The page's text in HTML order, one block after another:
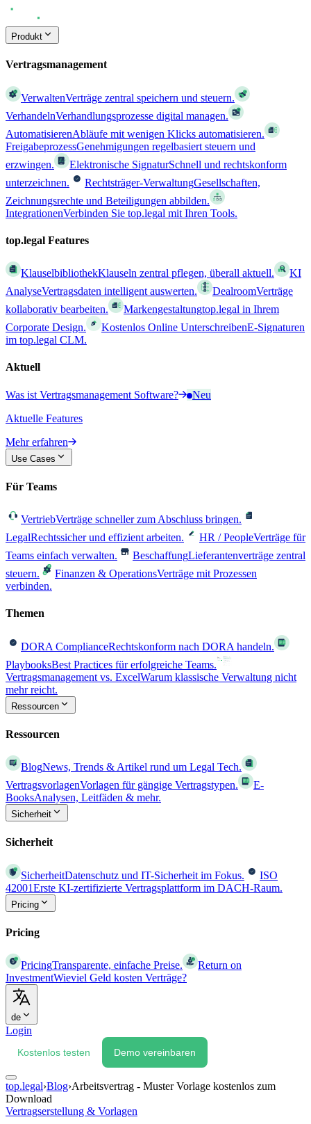
Produkt
Vertragsmanagement
VerwaltenVerträge zentral speichern und steuern.
VerhandelnVerhandlungsprozesse digital managen.
AutomatisierenAbläufe mit wenigen Klicks automatisieren.
FreigabeprozessGenehmigungen regelbasiert steuern und
erzwingen.
Elektronische SignaturSchnell und rechtskonform
unterzeichnen.
Rechtsträger-VerwaltungGesellschaften,
Zeichnungsrechte und Beteiligungen abbilden.
IntegrationenVerbinden Sie top.legal mit Ihren Tools.
top.legal Features
KlauselbibliothekKlauseln zentral pflegen, überall aktuell.
KI
AnalyseVertragsdaten intelligent auswerten. DealroomVerträge
kollaborativ bearbeiten.
Markengestaltungtop.legal in Ihrem
Corporate Design.
Kostenlos Online UnterschreibenE-Signaturen
im top.legal CLM.
Aktuell
Was ist Vertragsmanagement Software?
Neu
Aktuelle Features
Mehr erfahren
Use Cases
Für Teams
VertriebVerträge schneller zum Abschluss bringen.
LegalRechtssicher und effizient arbeiten. HR / PeopleVerträge für
Teams einfach verwalten.
BeschaffungLieferantenverträge zentral
steuern.
Finanzen & OperationsVerträge mit Prozessen
verbinden.
Themen
DORA ComplianceRechtskonform nach DORA handeln.
PlaybooksBest Practices für erfolgreiche Teams.
Vertragsmanagement vs. ExcelWarum klassische Verwaltung nicht
mehr reicht.
Ressourcen
Ressourcen
BlogNews, Trends & Artikel rund um Legal Tech.
VertragsvorlagenVorlagen für gängige Vertragstypen.
E-
BooksAnalysen, Leitfäden & mehr.
Sicherheit
Sicherheit
SicherheitDatenschutz und IT-Sicherheit im Fokus.
ISO
42001Erste KI-zertifizierte Vertragsplattform im DACH-Raum.
Pricing
Pricing
PricingTransparente, einfache Preise.
Return on
InvestmentWieviel Geld kosten Verträge?
de
Login
Kostenlos testen Demo vereinbaren
top.legal›Blog›Arbeitsvertrag - Muster Vorlage kostenlos zum
Download
Vertragserstellung & Vorlagen